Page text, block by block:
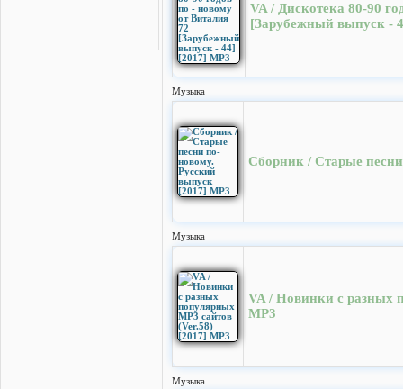
VA / Дискотека 80-90
[Зарубежный выпуск -
Музыка
Сборник / Старые
Музыка
VA / Новинки с разных
MP3
Музыка